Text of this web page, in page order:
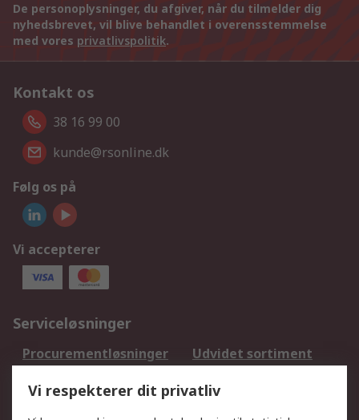
De personoplysninger, du afgiver, når du tilmelder dig
nyhedsbrevet, vil blive behandlet i overensstemmelse
med vores privatlivspolitik.
Kontakt os
38 16 99 00
kunde@rsonline.dk
Følg os på
Vi accepterer
Serviceløsninger
Procurementløsninger
Udvidet sortiment
DesignSpark
Teknisk Support
Vi respekterer dit privatliv